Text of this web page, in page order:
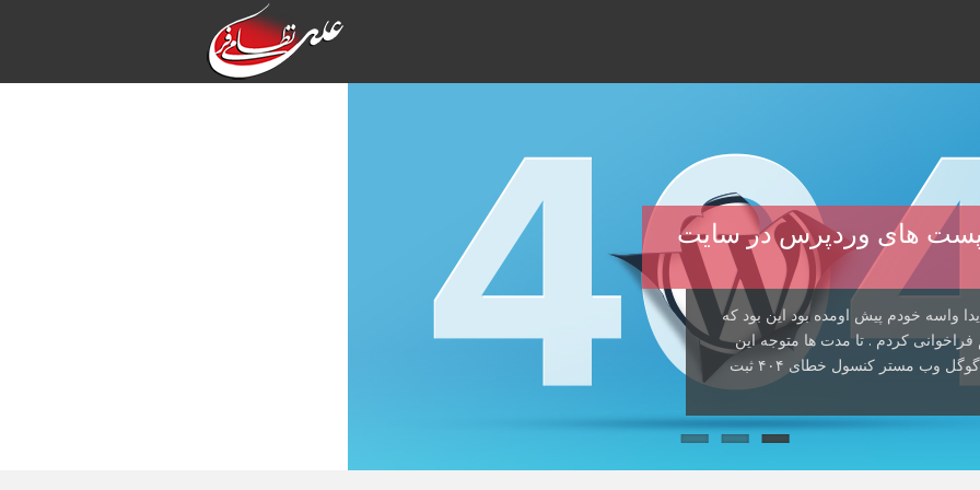
صدا زدن پست های وردپرس در سایت
واسه خودم پیش اومده بود این بود که
کردم . تا مدت ها متوجه این
مشکل نشده بودم که دیدم سئوی سایت خراب شده و گوگل وب مستر کنسول خطای ۴۰۴ ثبت
پست قصد دارم راه حل یک خطای اعصاب